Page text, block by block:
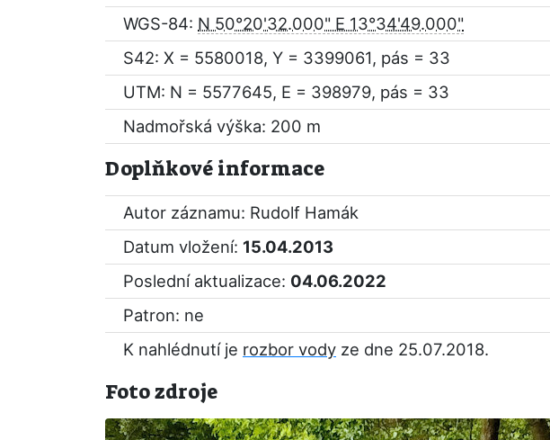
WGS-84: N 50°20'32.000" E 13°34'49.000"
S42: X = 5580018, Y = 3399061, pás = 33
UTM: N = 5577645, E = 398979, pás = 33
Nadmořská výška: 200 m
Doplňkové informace
Autor záznamu: Rudolf Hamák
Datum vložení: 15.04.2013
Poslední aktualizace: 04.06.2022
Patron: ne
K nahlédnutí je rozbor vody ze dne 25.07.2018.
Foto zdroje